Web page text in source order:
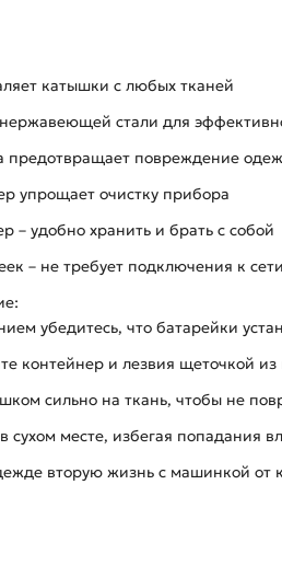
катышки с любых тканей
стали для
предотвращает повреждение
упрощает очистку прибора
– удобно хранить и брать с собой
– не требует подключения к сети
убедитесь, что батарейки
контейнер и лезвия щеточкой из
сильно на ткань, чтобы не
месте, избегая попадания
вторую жизнь с машинкой от